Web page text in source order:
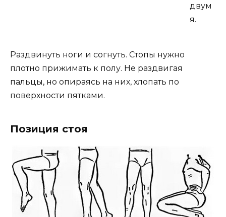
двум
я.
Раздвинуть ноги и согнуть. Стопы нужно
плотно прижимать к полу. Не раздвигая
пальцы, но опираясь на них, хлопать по
поверхности пятками.
Позиция стоя